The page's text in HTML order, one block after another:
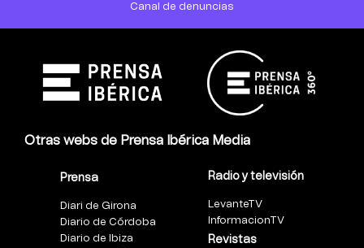
Canal de denuncias
Otras webs de Prensa Ibérica Media
Prensa
Diari de Girona
Diario de Córdoba
Diario de Ibiza
Radio y televisión
LevanteTV
InformacionTV
Revistas